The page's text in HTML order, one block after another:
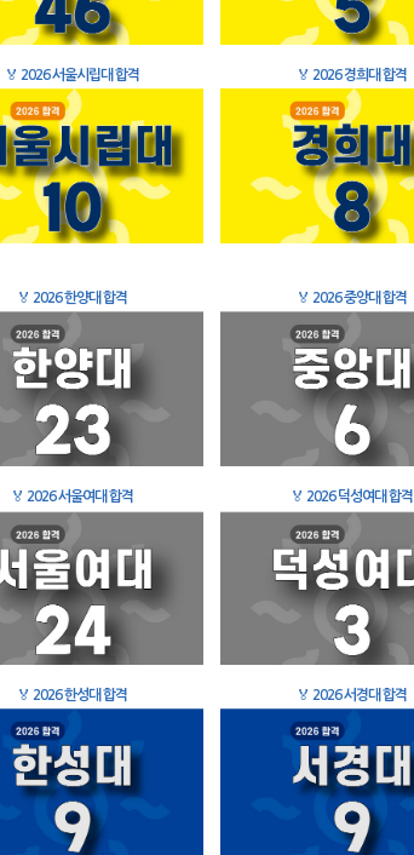
🏅 2026 서울시립대 합격 🏅 2026 경희대 합격
🏅 2026 한양대 합격 🏅 2026 중앙대 합격
🏅 2026 서울여대 합격 🏅 2026 덕성여대 합격
🏅 2026 한성대 합격 🏅 2026 서경대 합격